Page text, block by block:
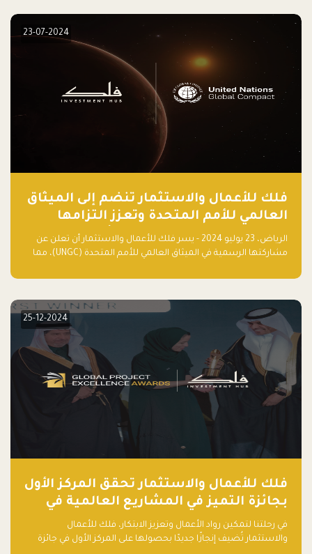
23-07-2024
فلك للأعمال والاستثمار تنضم إلى الميثاق
العالمي للأمم المتحدة وتعزز التزامها
بالاستدامة مع مسرعة فلاقشِب: تقنيات
المناخ
الرياض، 23 يوليو 2024 - يسر فلك للأعمال والاستثمار أن تعلن عن
مشاركتها الرسمية في الميثاق العالمي للأمم المتحدة (UNGC)، مما
25-12-2024
فلك للأعمال والاستثمار تحقق المركز الأول
بجائزة التميز في المشاريع العالمية في
ريادة الأعمال الصاعدة لعام ٢٠٢٤
في رحلتنا لتمكين رواد الأعمال وتعزيز الابتكار، فلك للأعمال
والاستثمار تُضيف إنجازًا جديدًا بحصولها على المركز الأول في جائزة